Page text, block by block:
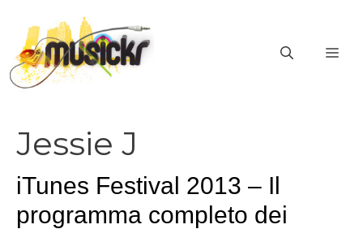
contenuto
Jessie J
iTunes Festival 2013 – Il
programma completo dei